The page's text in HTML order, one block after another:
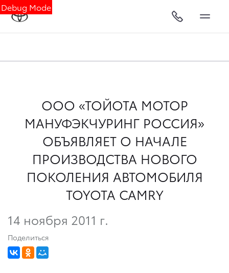
Debug Mode
ООО «ТОЙОТА МОТОР
МАНУФЭКЧУРИНГ РОССИЯ»
ОБЪЯВЛЯЕТ О НАЧАЛЕ
ПРОИЗВОДСТВА НОВОГО
ПОКОЛЕНИЯ АВТОМОБИЛЯ
TOYOTA CAMRY
14 ноября 2011 г.
Поделиться